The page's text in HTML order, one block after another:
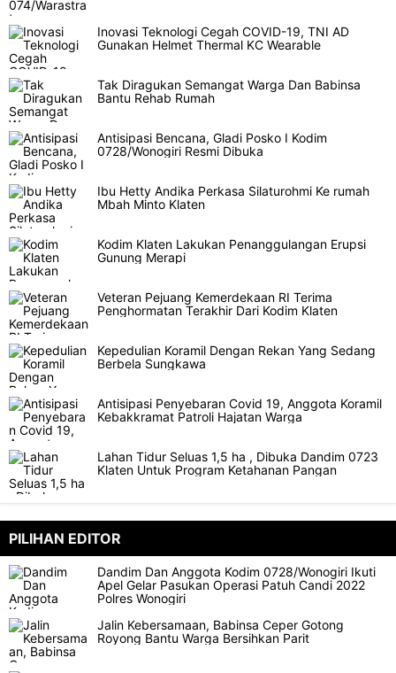
Inovasi Teknologi Cegah COVID-19, TNI AD
Gunakan Helmet Thermal KC Wearable
Tak Diragukan Semangat Warga Dan Babinsa
Bantu Rehab Rumah
Antisipasi Bencana, Gladi Posko I Kodim
0728/Wonogiri Resmi Dibuka
Ibu Hetty Andika Perkasa Silaturohmi Ke rumah
Mbah Minto Klaten
Kodim Klaten Lakukan Penanggulangan Erupsi
Gunung Merapi
Veteran Pejuang Kemerdekaan RI Terima
Penghormatan Terakhir Dari Kodim Klaten
Kepedulian Koramil Dengan Rekan Yang Sedang
Berbela Sungkawa
Antisipasi Penyebaran Covid 19, Anggota Koramil
Kebakkramat Patroli Hajatan Warga
Lahan Tidur Seluas 1,5 ha , Dibuka Dandim 0723
Klaten Untuk Program Ketahanan Pangan
PILIHAN EDITOR
Dandim Dan Anggota Kodim 0728/Wonogiri Ikuti
Apel Gelar Pasukan Operasi Patuh Candi 2022
Polres Wonogiri
Jalin Kebersamaan, Babinsa Ceper Gotong
Royong Bantu Warga Bersihkan Parit